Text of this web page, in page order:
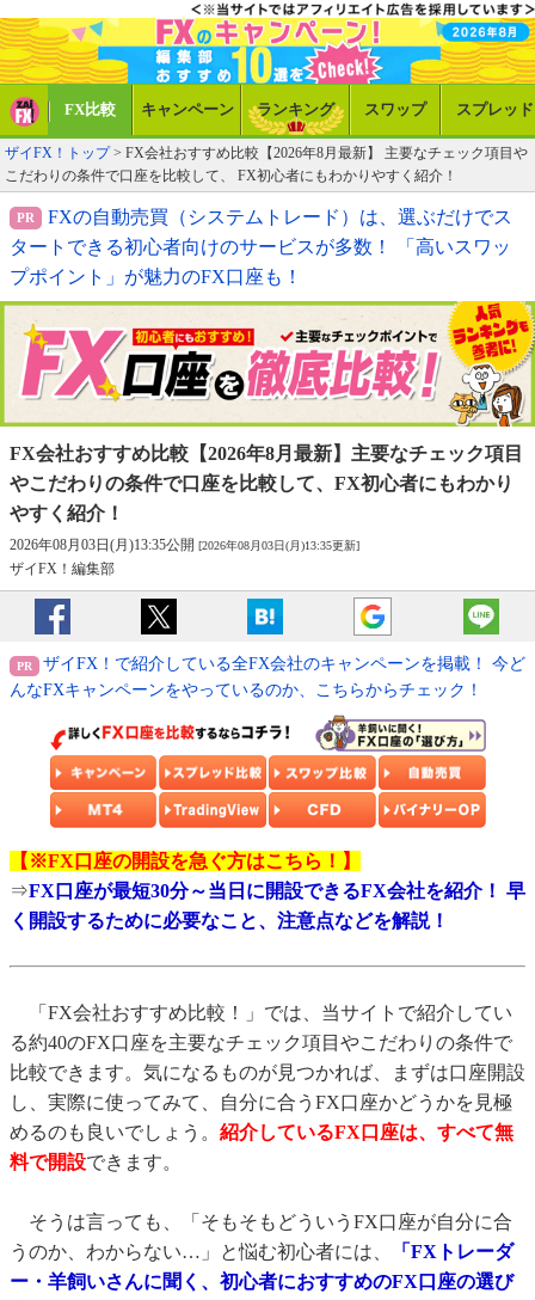
FX比較 キャンペーン ランキング スワップ スプレッド
ザイFX！トップ> FX会社おすすめ比較【2026年8月最新】 主要なチェック項目や
こだわりの条件で口座を比較して、 FX初心者にもわかりやすく紹介！
FXの自動売買（システムトレード）は、選ぶだけでス
タートできる初心者向けのサービスが多数！ 「高いスワッ
プポイント」が魅力のFX口座も！
FX会社おすすめ比較【2026年8月最新】 主要なチェック項目
やこだわりの条件で口座を比較して、 FX初心者にもわかり
やすく紹介！
2026年08月03日(月)13:35公開 [2026年08月03日(月)13:35更新]
ザイFX！編集部
ザイFX！で紹介している全FX会社のキャンペーンを掲載！ 今ど
んなFXキャンペーンをやっているのか、こちらからチェック！
【※FX口座の開設を急ぐ方はこちら！】
⇒FX口座が最短30分～当日に開設できるFX会社を紹介！ 早
く開設するために必要なこと、注意点などを解説！
「FX会社おすすめ比較！」では、当サイトで紹介してい
る約40のFX口座を主要なチェック項目やこだわりの条件で
比較できます。気になるものが見つかれば、まずは口座開設
し、実際に使ってみて、自分に合うFX口座かどうかを見極
めるのも良いでしょう。 紹介しているFX口座は、すべて無
料で開設できます。
そうは言っても、「そもそもどういうFX口座が自分に合
うのか、わからない…」と悩む初心者には、
「FXトレーダ
ー・羊飼いさんに聞く、初心者におすすめのFX口座の選び